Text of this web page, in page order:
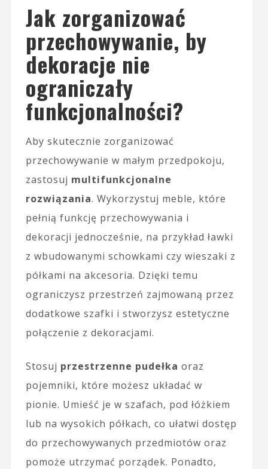
Jak zorganizować
przechowywanie, by
dekoracje nie
ograniczały
funkcjonalności?
Aby skutecznie zorganizować
przechowywanie w małym przedpokoju,
zastosuj multifunkcjonalne
rozwiązania. Wykorzystuj meble, które
pełnią funkcję przechowywania i
dekoracji jednocześnie, na przykład ławki
z wbudowanymi schowkami czy wieszaki z
półkami na akcesoria. Dzięki temu
ograniczysz przestrzeń zajmowaną przez
dodatkowe szafki i stworzysz estetyczne
połączenie z dekoracjami.
Stosuj przestrzenne pudełka oraz
pojemniki, które możesz układać w
pionie. Umieść je w szafach, pod łóżkiem
lub na wysokich półkach, co ułatwi dostęp
do przechowywanych przedmiotów oraz
pomoże utrzymać porządek. Ponadto,